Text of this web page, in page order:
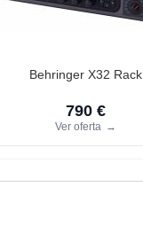
Behringer X32 Rack
790 €
Ver oferta →